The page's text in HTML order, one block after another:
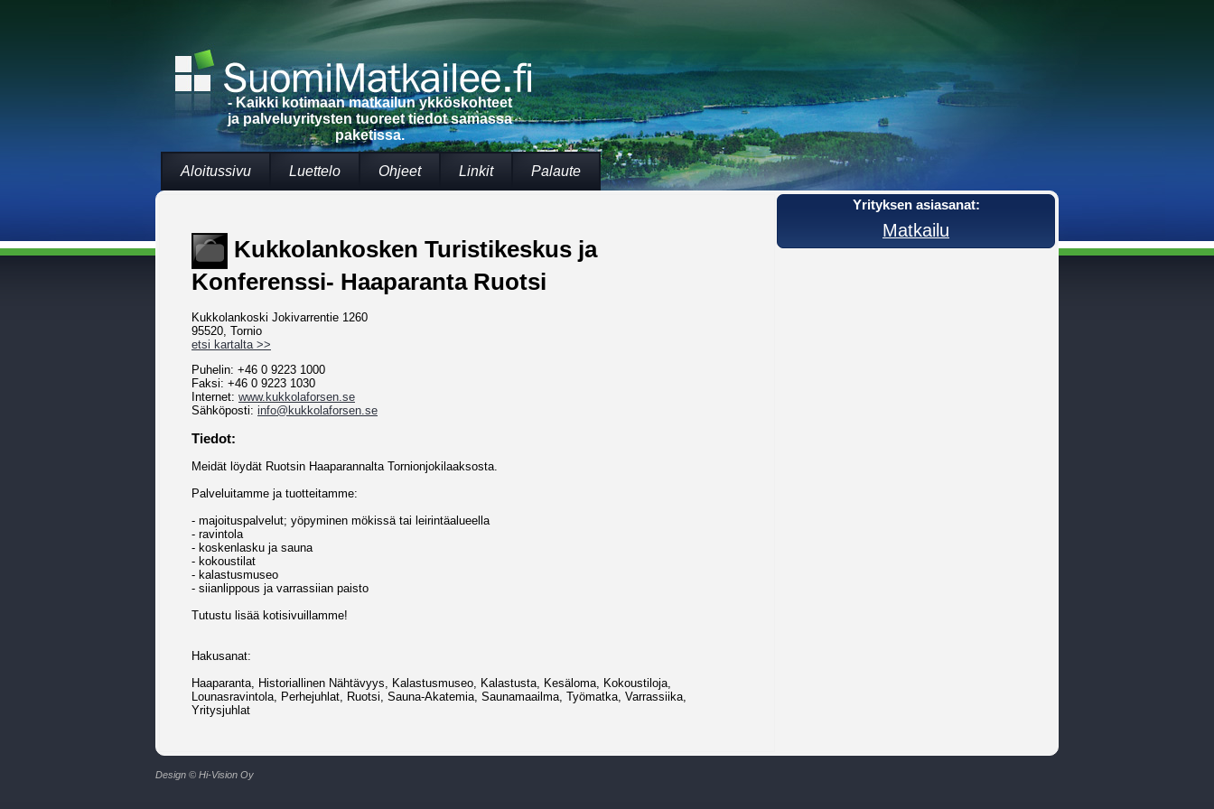
- Kaikki kotimaan matkailun ykköskohteet
ja palveluyritysten tuoreet tiedot samassa
paketissa.
Aloitussivu Luettelo Ohjeet Linkit Palaute
Kukkolankosken Turistikeskus ja
Konferenssi- Haaparanta Ruotsi
Kukkolankoski Jokivarrentie 1260
95520, Tornio
etsi kartalta >>
Puhelin: +46 0 9223 1000
Faksi: +46 0 9223 1030
Internet: www.kukkolaforsen.se
Sähköposti: info@kukkolaforsen.se
Tiedot:
Meidät löydät Ruotsin Haaparannalta Tornionjokilaaksosta.
Palveluitamme ja tuotteitamme:
- majoituspalvelut; yöpyminen mökissä tai leirintäalueella
- ravintola
- koskenlasku ja sauna
- kokoustilat
- kalastusmuseo
- siianlippous ja varrassiian paisto
Tutustu lisää kotisivuillamme!
Hakusanat:
Haaparanta, Historiallinen Nähtävyys, Kalastusmuseo, Kalastusta, Kesäloma, Kokoustiloja,
Lounasravintola, Perhejuhlat, Ruotsi, Sauna-Akatemia, Saunamaailma, Työmatka, Varrassiika,
Yritysjuhlat
Yrityksen asiasanat:
Matkailu
Design © Hi-Vision Oy